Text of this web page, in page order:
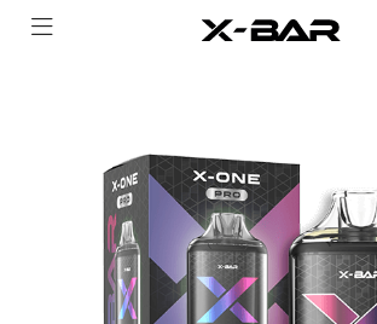
NOUS CONTACTER
FOIRE AUX QUESTIONS
DEVENIR REVENDEUR